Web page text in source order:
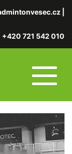
+420 721 542 010